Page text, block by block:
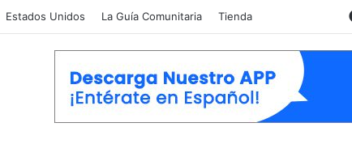
Estados Unidos La Guía Comunitaria Tienda